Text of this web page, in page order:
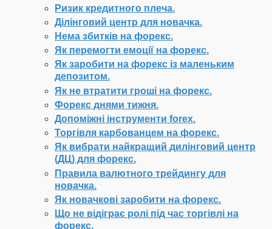
Ризик кредитного плеча.
Ділінговий центр для новачка.
Нема збитків на форекс.
Як перемогти емоції на форекс.
Як заробити на форекс із маленьким
депозитом.
Як не втратити гроші на форекс.
Форекс днями тижня.
Допоміжні інструменти forex.
Торгівля карбованцем на форекс.
Як вибрати найкращий дилінговий центр
(ДЦ) для форекс.
Правила валютного трейдингу для
новачка.
Як новачкові заробити на форекс.
Що не відіграє ролі під час торгівлі на
форекс.